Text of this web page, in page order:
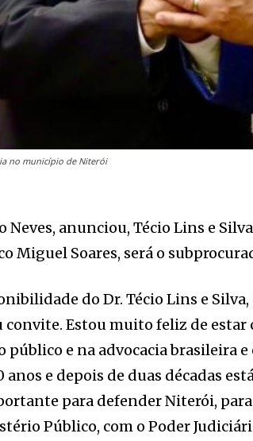
no município de Niterói
anunciou, Técio Lins e
Miguel Soares, será o
do Dr. Técio Lins e
Estou muito feliz de estar
e na advocacia brasileira
e depois de duas décadas
para defender Niterói,
Público, com o Poder